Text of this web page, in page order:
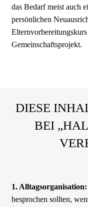
das Bedarf meist auch
persönlichen
Gemeinschaftsprojekt.
DIESE
BEI
1. Alltagsorganisation:
besprochen sollten,